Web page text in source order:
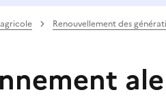
Renouvellement des